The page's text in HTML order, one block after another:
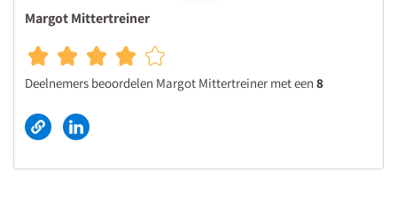
Margot Mittertreiner
Deelnemers beoordelen Margot Mittertreiner met een 8